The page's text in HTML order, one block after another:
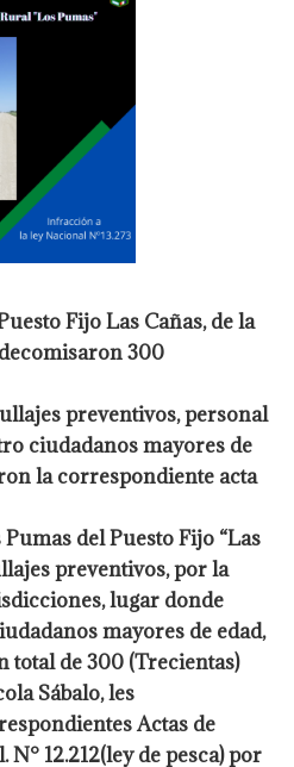
Fijo Las Cañas, de la
decomisaron 300
preventivos, personal
ciudadanos mayores de
la correspondiente acta
del Puesto Fijo “Las
preventivos, por la
lugar donde
mayores de edad,
total de 300 (Trecientas)
Sábalo, les
Actas de
12.212(ley de pesca) por